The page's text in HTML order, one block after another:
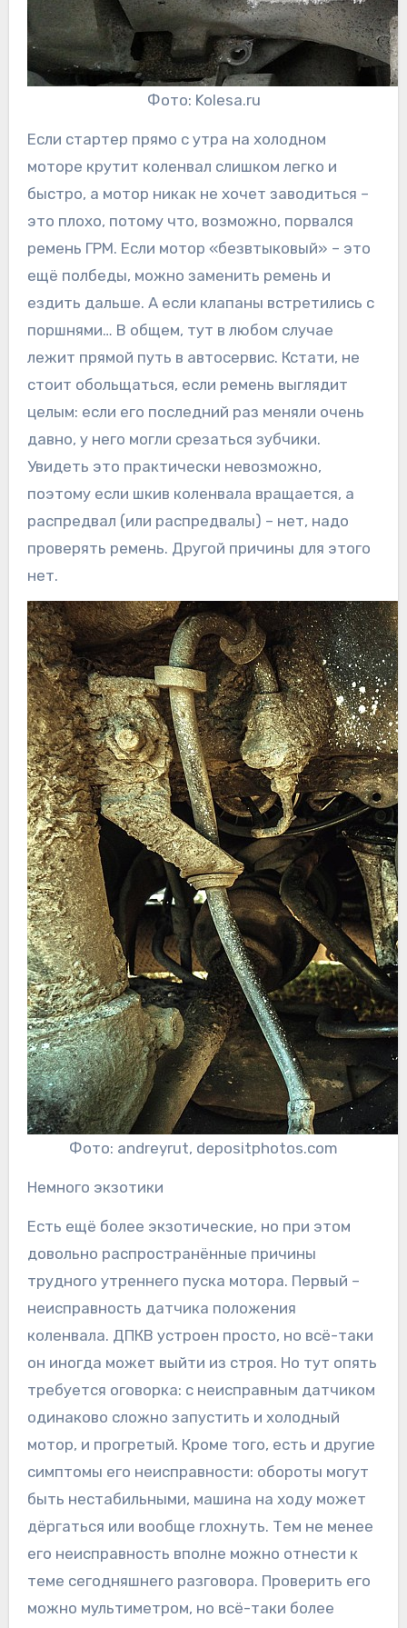
Фото: Kolesa.ru
Если стартер прямо с утра на холодном
моторе крутит коленвал слишком легко и
быстро, а мотор никак не хочет заводиться –
это плохо, потому что, возможно, порвался
ремень ГРМ. Если мотор «безвтыковый» – это
ещё полбеды, можно заменить ремень и
ездить дальше. А если клапаны встретились с
поршнями… В общем, тут в любом случае
лежит прямой путь в автосервис. Кстати, не
стоит обольщаться, если ремень выглядит
целым: если его последний раз меняли очень
давно, у него могли срезаться зубчики.
Увидеть это практически невозможно,
поэтому если шкив коленвала вращается, а
распредвал (или распредвалы) – нет, надо
проверять ремень. Другой причины для этого
нет.
Фото: andreyrut, depositphotos.com
Немного экзотики
Есть ещё более экзотические, но при этом
довольно распространённые причины
трудного утреннего пуска мотора. Первый –
неисправность датчика положения
коленвала. ДПКВ устроен просто, но всё-таки
он иногда может выйти из строя. Но тут опять
требуется оговорка: с неисправным датчиком
одинаково сложно запустить и холодный
мотор, и прогретый. Кроме того, есть и другие
симптомы его неисправности: обороты могут
быть нестабильными, машина на ходу может
дёргаться или вообще глохнуть. Тем не менее
его неисправность вполне можно отнести к
теме сегодняшнего разговора. Проверить его
можно мультиметром, но всё-таки более